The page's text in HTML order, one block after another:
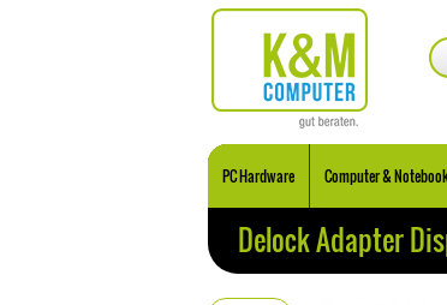
PC Hardware Computer &
Delock Adapter